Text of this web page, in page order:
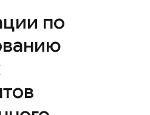
по